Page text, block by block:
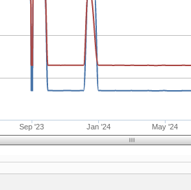
Sep '23 Jan '24 May '24